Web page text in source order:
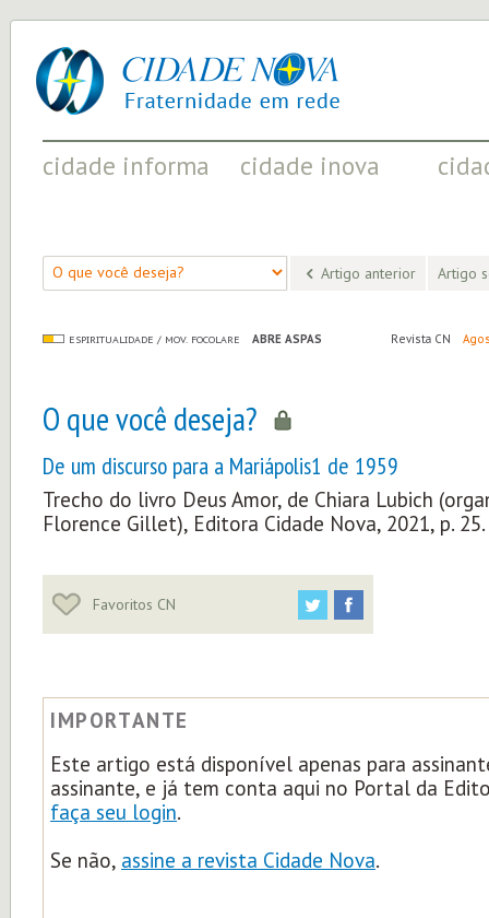
cidade
nova
UM
PROJETO
PELA
FRATERNIDADE
cidade informa cidade inova
Artigo anterior Artigo
ESPIRITUALIDADE / MOV. FOCOLARE ABRE ASPAS Revista CN
O que você deseja?
De um discurso para a Mariápolis1 de 1959
Trecho do livro Deus Amor, de Chiara Lubich
Florence Gillet), Editora Cidade Nova, 2021, p. 25.
Favoritos CN
IMPORTANTE
Este artigo está disponível apenas para
assinante, e já tem conta aqui no Portal da
faça seu login.
Se não, assine a revista Cidade Nova.